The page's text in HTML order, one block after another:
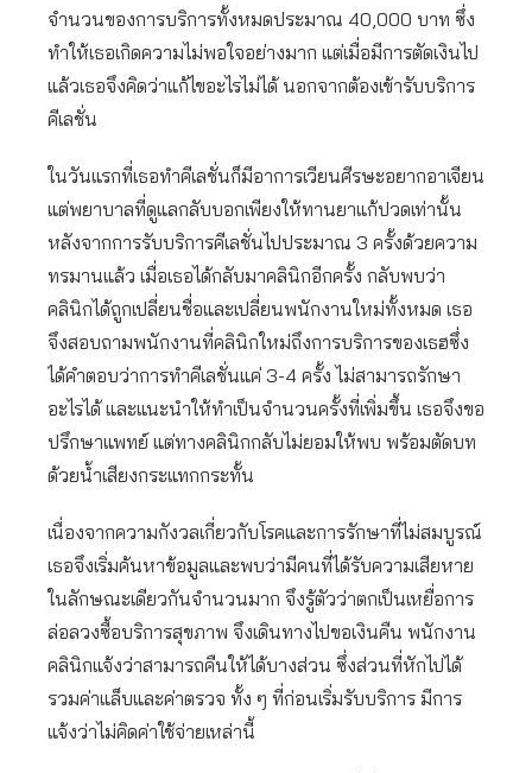
จำนวนของการบริการทั้งหมดประมาณ 40,000 บาท ซึ่ง
ทำให้เธอเกิดความไม่พอใจอย่างมาก แต่เมื่อมีการตัดเงินไป
แล้วเธอจึงคิดว่าแก้ไขอะไรไม่ได้ นอกจากต้องเข้ารับบริการ
คีเลชั่น
ในวันแรกที่เธอทำคีเลชั่นก็มีอาการเวียนศีรษะอยากอาเจียน
แต่พยาบาลที่ดูแลกลับบอกเพียงให้ทานยาแก้ปวดเท่านั้น
หลังจากการรับบริการคีเลชั่นไปประมาณ 3 ครั้งด้วยความ
ทรมานแล้ว เมื่อเธอได้กลับมาคลินิกอีกครั้ง กลับพบว่า
คลินิกได้ถูกเปลี่ยนชื่อและเปลี่ยนพนักงานใหม่ทั้งหมด เธอ
จึงสอบถามพนักงานที่คลินิกใหม่ถึงการบริการของเธฮซึ่ง
ได้คำตอบว่าการทำคีเลชั่นแค่ 3-4 ครั้ง ไม่สามารถรักษา
อะไรได้ และแนะนำให้ทำเป็นจำนวนครั้งที่เพิ่มขึ้น เธอจึงขอ
ปรึกษาแพทย์ แต่ทางคลินิกกลับไม่ยอมให้พบ พร้อมตัดบท
ด้วยน้ำเสียงกระแทกกระทั้น
เนื่องจากความกังวลเกี่ยวกับโรคและการรักษาที่ไม่สมบูรณ์
เธอจึงเริ่มค้นหาข้อมูลและพบว่ามีคนที่ได้รับความเสียหาย
ในลักษณะเดียวกันจำนวนมาก จึงรู้ตัวว่าตกเป็นเหยื่อการ
ล่อลวงซื้อบริการสุขภาพ จึงเดินทางไปขอเงินคืน พนักงาน
คลินิกแจ้งว่าสามารถคืนให้ได้บางส่วน ซึ่งส่วนที่หักไปได้
รวมค่าแล็บและค่าตรวจ ทั้ง ๆ ที่ก่อนเริ่มรับบริการ มีการ
แจ้งว่าไม่คิดค่าใช้จ่ายเหล่านี้